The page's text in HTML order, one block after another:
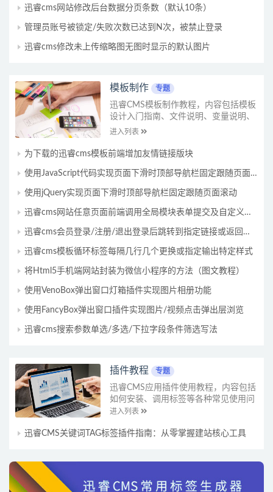
迅睿cms网站修改后台数据分页条数（默认10条）
管理员账号被锁定/失败次数已达到N次，被禁止登录
迅睿cms修改未上传缩略图无图时显示的默认图片
模板制作 专题
迅睿CMS模板制作教程，内容包括模板
设计入门指南、文件说明、变量说明、
引用语法、函数介绍、调用标签、字段
进入列表
为下载的迅睿cms模板前端增加友情链接版块
使用JavaScript代码实现页面下滑时顶部导航栏固定跟随页面滚动
使用jQuery实现页面下滑时顶部导航栏固定跟随页面滚动
迅睿cms网站任意页面前端调用全局模块表单提交及自定义样式方法
迅睿cms会员登录/注册/退出登录后跳转到指定链接或返回当前页面
迅睿cms模板循环标签每隔几行几个更换或指定输出特定样式
将Html5手机端网站封装为微信小程序的方法（图文教程）
使用VenoBox弹出窗口灯箱插件实现图片相册功能
使用FancyBox弹出窗口插件实现图片/视频点击弹出层浏览
迅睿cms搜索参数单选/多选/下拉字段条件筛选写法
插件教程 专题
迅睿CMS应用插件使用教程，内容包括
如何安装、调用标签等各种常见使用问
题。
进入列表
迅睿CMS关键词TAG标签插件指南：从零掌握建站核心工具